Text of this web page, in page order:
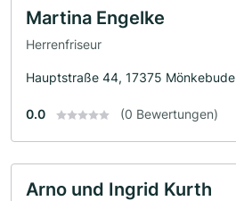
Martina Engelke
Herrenfriseur
Hauptstraße 44, 17375 Mönkebude
0.0 (0 Bewertungen)
Arno und Ingrid Kurth